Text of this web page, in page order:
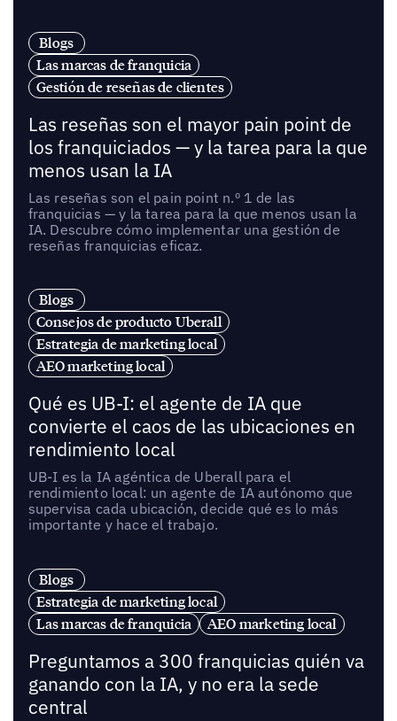
Blogs
Las marcas de franquicia
Gestión de reseñas de clientes
Las reseñas son el mayor pain point de
los franquiciados — y la tarea para la que
menos usan la IA
Las reseñas son el pain point n.º 1 de las
franquicias — y la tarea para la que menos usan la
IA. Descubre cómo implementar una gestión de
reseñas franquicias eficaz.
Blogs
Consejos de producto Uberall
Estrategia de marketing local
AEO marketing local
Qué es UB-I: el agente de IA que
convierte el caos de las ubicaciones en
rendimiento local
UB-I es la IA agéntica de Uberall para el
rendimiento local: un agente de IA autónomo que
supervisa cada ubicación, decide qué es lo más
importante y hace el trabajo.
Blogs
Estrategia de marketing local
Las marcas de franquicia
AEO marketing local
Preguntamos a 300 franquicias quién va
ganando con la IA, y no era la sede
central